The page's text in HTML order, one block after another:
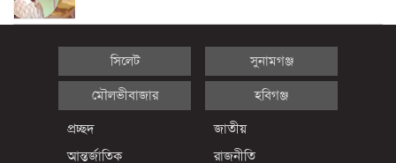
সিলেট সুনামগঞ্জ
মৌলভীবাজার হবিগঞ্জ
প্রচ্ছদ
জাতীয়
আন্তর্জাতিক
রাজনীতি